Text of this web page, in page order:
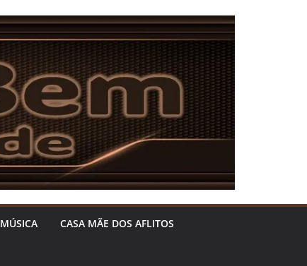
MÚSICA CASA MÃE DOS AFLITOS